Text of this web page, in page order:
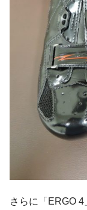
さらに「ERGO